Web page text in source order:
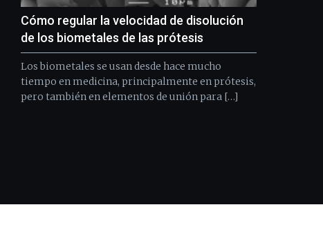
Cómo regular la velocidad de disolución
de los biometales de las prótesis
Los biometales se usan desde hace mucho
tiempo en medicina, principalmente en prótesis,
pero también en elementos de unión para […]